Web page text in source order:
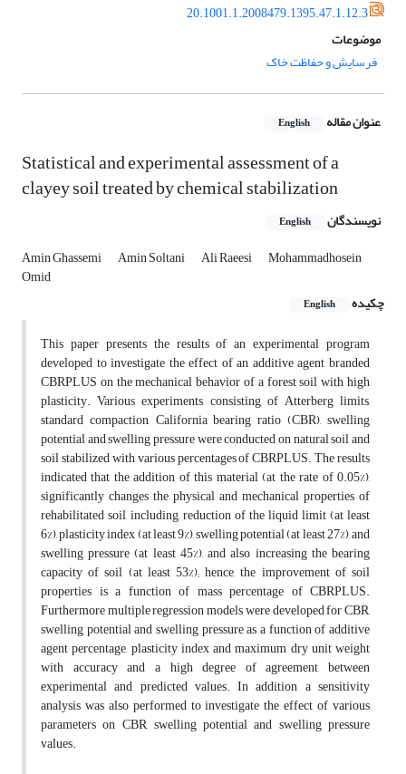
20.1001.1.2008479.1395.47.1.12.3
موضوعات
فرسایش و حفاظت خاک
عنوان مقاله English
Statistical and experimental assessment of a
clayey soil treated by chemical stabilization
نویسندگان English
Amin Ghassemi Amin Soltani Ali Raeesi Mohammadhosein
Omid
چکیده
English
This paper presents the results of an experimental program
developed to investigate the effect of an additive agent branded
CBRPLUS on the mechanical behavior of a forest soil with high
plasticity. Various experiments consisting of Atterberg limits,
standard compaction, California bearing ratio (CBR), swelling
potential and swelling pressure were conducted on natural soil and
soil stabilized with various percentages of CBRPLUS. The results
indicated that the addition of this material (at the rate of 0.05%),
significantly changes the physical and mechanical properties of
rehabilitated soil, including, reduction of the liquid limit (at least
6%), plasticity index (at least 9%), swelling potential (at least 27%), and
swelling pressure (at least 45%), and also increasing the bearing
capacity of soil (at least 53%); hence, the improvement of soil
properties is a function of mass percentage of CBRPLUS.
Furthermore multiple regression models were developed for CBR,
swelling potential and swelling pressure as a function of additive
agent percentage, plasticity index and maximum dry unit weight
with accuracy and a high degree of agreement between
experimental and predicted values. In addition a sensitivity
analysis was also performed to investigate the effect of various
parameters on CBR, swelling potential and swelling pressure
values.